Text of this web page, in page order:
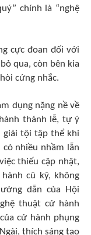
chính là “nghệ
cực đoan đối với
qua, còn bên kia
cứng nhắc.
dụng nặng nề về
thánh lễ, tự ý
giải tội tập thể khi
có nhiều nhầm lẫn
thiếu cập nhật,
cũ kỹ, không
dẫn của Hội
thuật cử hành
cử hành phụng
thích sáng tạo